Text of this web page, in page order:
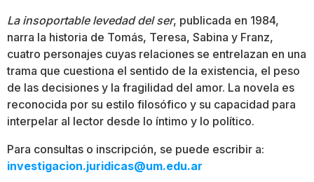
La insoportable levedad del ser, publicada en 1984,
narra la historia de Tomás, Teresa, Sabina y Franz,
cuatro personajes cuyas relaciones se entrelazan en una
trama que cuestiona el sentido de la existencia, el peso
de las decisiones y la fragilidad del amor. La novela es
reconocida por su estilo filosófico y su capacidad para
interpelar al lector desde lo íntimo y lo político.
Para consultas o inscripción, se puede escribir a:
investigacion.juridicas@um.edu.ar